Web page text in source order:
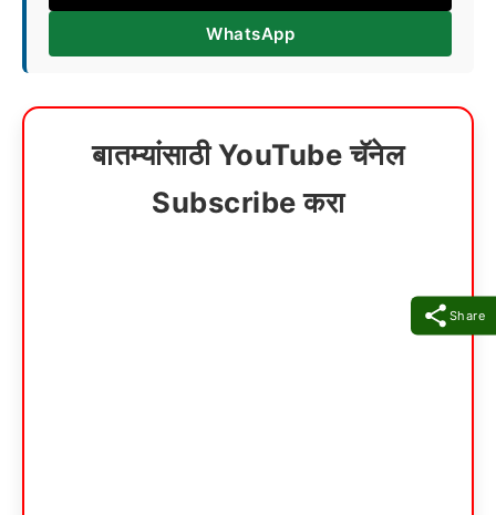
Share
WhatsApp
बातम्यांसाठी YouTube चॅनेल
Subscribe करा